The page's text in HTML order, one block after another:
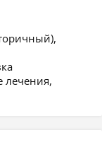
лечения,